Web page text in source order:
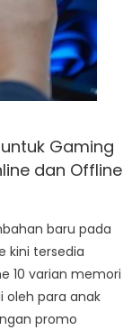
Gaming
dan Offline
baru pada
kini tersedia
10 varian memori
oleh para anak
promo